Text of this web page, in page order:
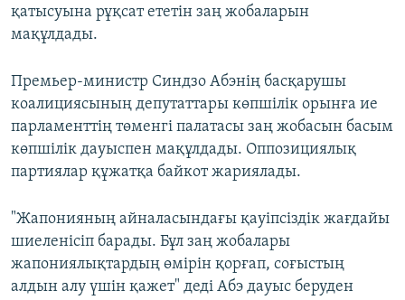
қатысуына рұқсат ететін заң жобаларын
мақұлдады.
Премьер-министр Синдзо Абэнің басқарушы
коалициясының депутаттары көпшілік орынға ие
парламенттің төменгі палатасы заң жобасын басым
көпшілік дауыспен мақұлдады. Оппозициялық
партиялар құжатқа байкот жариялады.
"Жапонияның айналасындағы қауіпсіздік жағдайы
шиеленісіп барады. Бұл заң жобалары
жапониялықтардың өмірін қорғап, соғыстың
алдын алу үшін қажет" деді Абэ дауыс беруден